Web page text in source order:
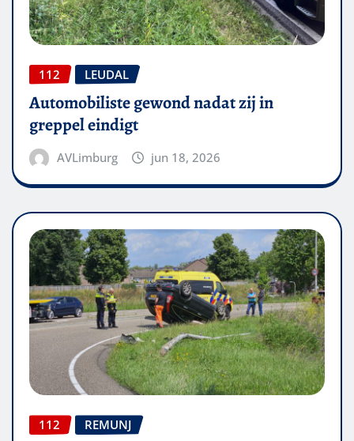
112 LEUDAL
Automobiliste gewond nadat zij in
greppel eindigt
AVLimburg jun 18, 2026
112 REMUNJ